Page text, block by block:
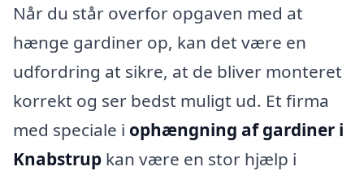
Når du står overfor opgaven med at
hænge gardiner op, kan det være en
udfordring at sikre, at de bliver monteret
korrekt og ser bedst muligt ud. Et firma
med speciale i ophængning af gardiner i
Knabstrup kan være en stor hjælp i